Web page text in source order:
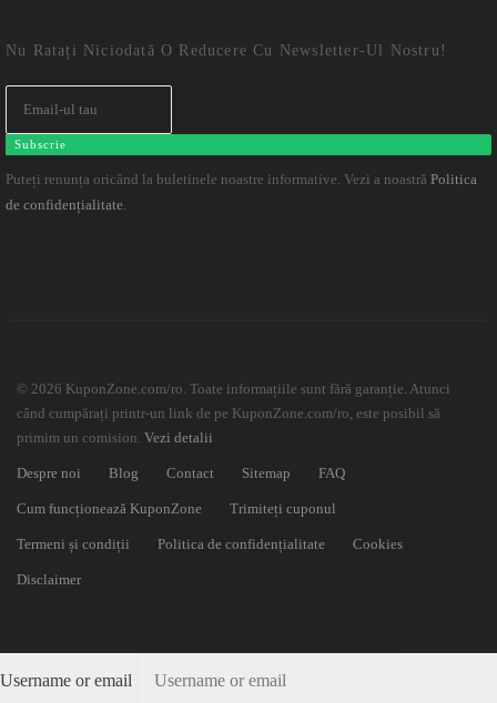
Nu Ratați Niciodată O Reducere Cu Newsletter-Ul Nostru!
Subscrie
Puteți renunța oricând la buletinele noastre informative. Vezi a noastră Politica
de confidențialitate.
© 2026 KuponZone.com/ro. Toate informațiile sunt fără garanție. Atunci
când cumpărați printr-un link de pe KuponZone.com/ro, este posibil să
primim un comision. Vezi detalii
Despre noi Blog Contact Sitemap FAQ
Cum funcționează KuponZone Trimiteți cuponul
Termeni și condiții Politica de confidențialitate Cookies
Disclaimer
Username or email